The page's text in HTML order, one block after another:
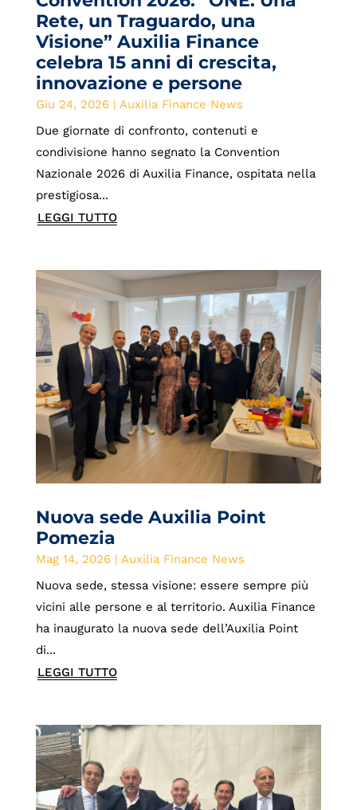
Rete, un Traguardo, una
Visione” Auxilia Finance
celebra 15 anni di crescita,
innovazione e persone
Giu 24, 2026| Auxilia Finance News
Due giornate di confronto, contenuti e
condivisione hanno segnato la Convention
Nazionale 2026 di Auxilia Finance, ospitata nella
prestigiosa...
LEGGI TUTTO
Nuova sede Auxilia Point
Pomezia
Mag 14, 2026| Auxilia Finance News
Nuova sede, stessa visione: essere sempre più
vicini alle persone e al territorio. Auxilia Finance
ha inaugurato la nuova sede dell’Auxilia Point
di...
LEGGI TUTTO